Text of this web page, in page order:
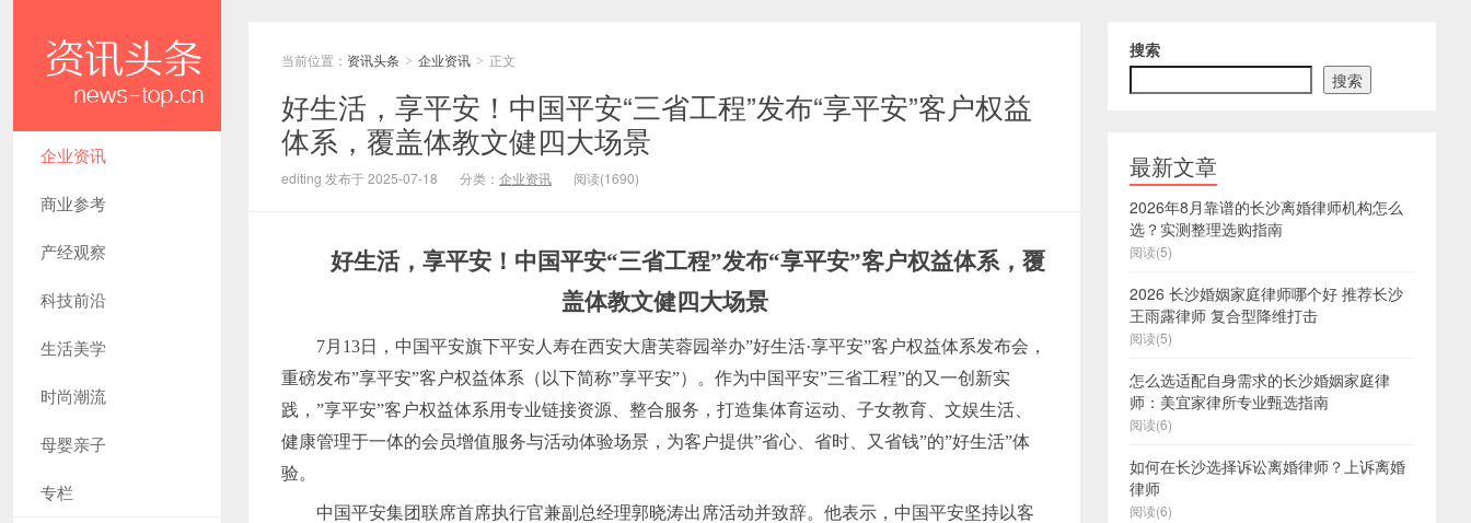
企业资讯
商业参考
产经观察
科技前沿
生活美学
时尚潮流
母婴亲子
专栏
当前位置： 资讯头条 > 企业资讯 > 正文
好生活，享平安！中国平安“三省工程”发布“享平安”客户权益
体系，覆盖体教文健四大场景
editing 发布于 2025-07-18 分类： 企业资讯 阅读(1690)
好生活，享平安！中国平安“三省工程”发布“享平安”客户权益体系，覆
盖体教文健四大场景
7月13日，中国平安旗下平安人寿在西安大唐芙蓉园举办”好生活·享平安”客户权益体系发布会，
重磅发布”享平安”客户权益体系（以下简称”享平安”）。作为中国平安”三省工程”的又一创新实
践，”享平安”客户权益体系用专业链接资源、整合服务，打造集体育运动、子女教育、文娱生活、
健康管理于一体的会员增值服务与活动体验场景，为客户提供”省心、省时、又省钱”的”好生活”体
验。
中国平安集团联席首席执行官兼副总经理郭晓涛出席活动并致辞。他表示，中国平安坚持以客
搜索
搜索
最新文章
2026年8月靠谱的长沙离婚律师机构怎么
选？实测整理选购指南
阅读(5)
2026 长沙婚姻家庭律师哪个好 推荐长沙
王雨露律师 复合型降维打击
阅读(5)
怎么选适配自身需求的长沙婚姻家庭律
师：美宜家律所专业甄选指南
阅读(6)
如何在长沙选择诉讼离婚律师？上诉离婚
律师
阅读(6)